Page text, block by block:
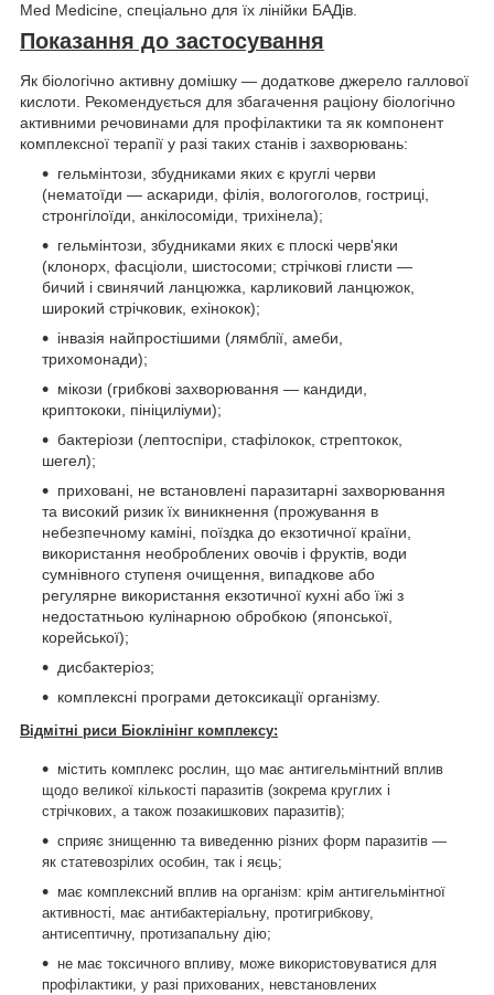
Med Medicine, спеціально для їх лінійки БАДів.
Показання до застосування
Як біологічно активну домішку — додаткове джерело галлової
кислоти. Рекомендується для збагачення раціону біологічно
активними речовинами для профілактики та як компонент
комплексної терапії у разі таких станів і захворювань:
гельмінтози, збудниками яких є круглі черви
(нематоїди — аскариди, філія, вологоголов, гостриці,
стронгілоїди, анкілосоміди, трихінела);
гельмінтози, збудниками яких є плоскі черв'яки
(клонорх, фасціоли, шистосоми; стрічкові глисти —
бичий і свинячий ланцюжка, карликовий ланцюжок,
широкий стрічковик, ехінокок);
інвазія найпростішими (лямблії, амеби,
трихомонади);
мікози (грибкові захворювання — кандиди,
криптококи, пініциліуми);
бактеріози (лептоспіри, стафілокок, стрептокок,
шегел);
приховані, не встановлені паразитарні захворювання
та високий ризик їх виникнення (прожування в
небезпечному каміні, поїздка до екзотичної країни,
використання необроблених овочів і фруктів, води
сумнівного ступеня очищення, випадкове або
регулярне використання екзотичної кухні або їжі з
недостатньою кулінарною обробкою (японської,
корейської);
дисбактеріоз;
комплексні програми детоксикації організму.
Відмітні риси Біоклінінг комплексу:
містить комплекс рослин, що має антигельмінтний вплив
щодо великої кількості паразитів (зокрема круглих і
стрічкових, а також позакишкових паразитів);
сприяє знищенню та виведенню різних форм паразитів —
як статевозрілих особин, так і яєць;
має комплексний вплив на організм: крім антигельмінтної
активності, має антибактеріальну, протигрибкову,
антисептичну, протизапальну дію;
не має токсичного впливу, може використовуватися для
профілактики, у разі прихованих, невстановлених